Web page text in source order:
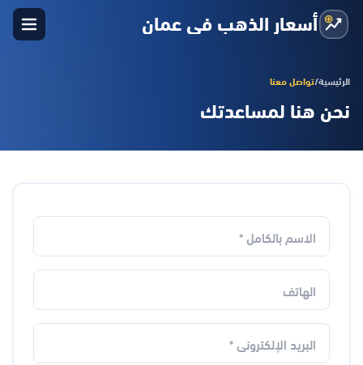
أسعار الذهب في عمان
الرئيسية/تواصل معنا
نحن هنا لمساعدتك